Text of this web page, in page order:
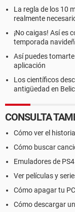
La regla de los 10
realmente
¡No caigas! Así es
temporada
Así puedes
aplicación
Los científicos
antigüedad en
CONSULTA
Cómo ver el
Cómo buscar
Emuladores de
Ver películas y
Cómo apagar tu
Cómo descargar